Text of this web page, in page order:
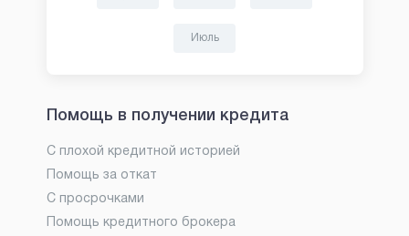
Июль
Помощь в получении кредита
С плохой кредитной историей
Помощь за откат
С просрочками
Помощь кредитного брокера